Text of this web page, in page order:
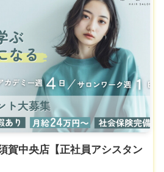
賀中央店【正社員アシスタン